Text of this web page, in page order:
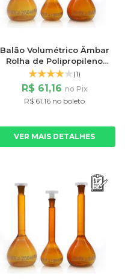
Balão Volumétrico Âmbar
Rolha de Polipropileno
250ml
(1)
R$ 61,16 no Pix
R$ 61,16 no boleto
VER MAIS DETALHES